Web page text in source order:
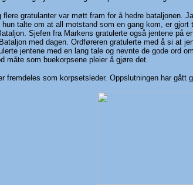
gratulanter var møtt fram for å hedre bataljonen.
hun talte om at all motstand som en gang kom, er
Sjefen fra Markens gratulerte også jentene
med dagen. Ordføreren gratulerte med å si at
jentene med en lang tale og nevnte de gode ord
måte som buekorpsene pleier å gjøre det.
fremdeles som korpsetsleder. Oppslutningen har